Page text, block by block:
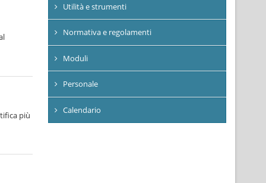
più
Utilità e strumenti
Normativa e regolamenti
Moduli
Personale
Calendario